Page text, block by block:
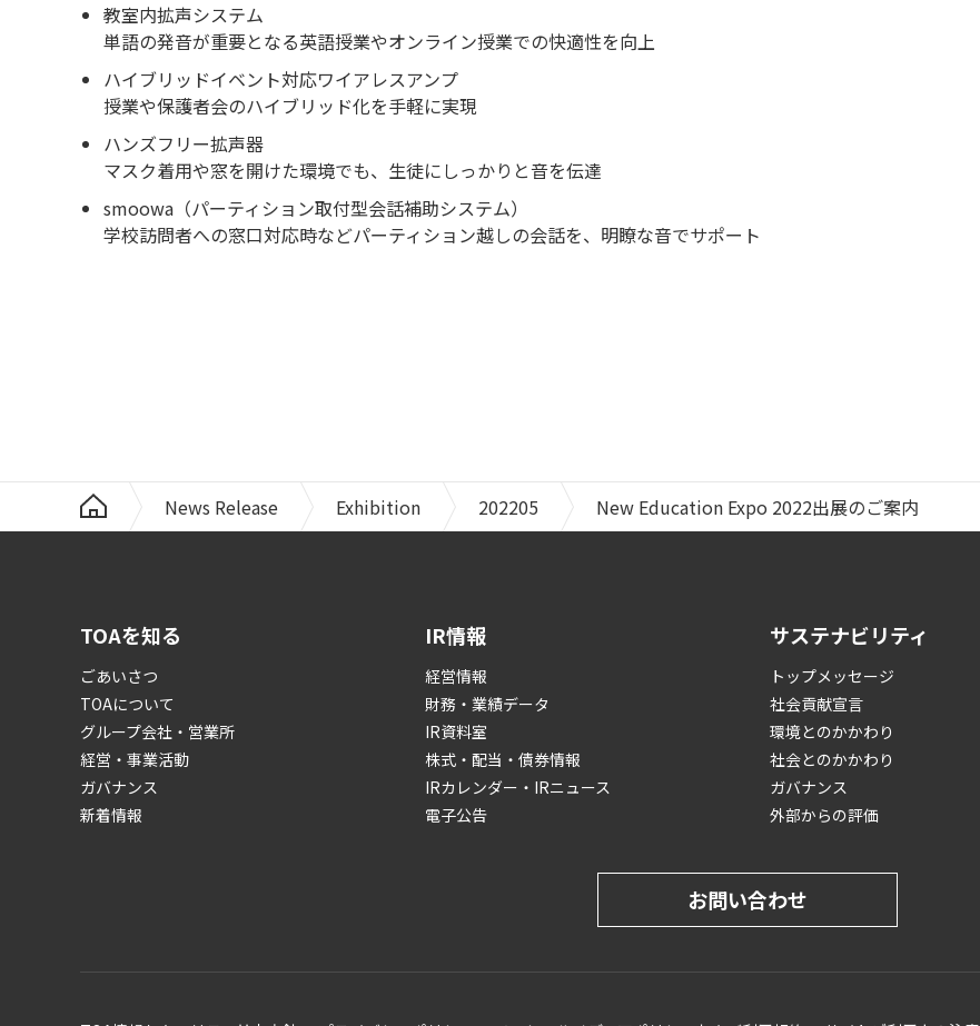
教室内拡声システム
単語の発音が重要となる英語授業やオンライン授業での快適性を向上
ハイブリッドイベント対応ワイアレスアンプ
授業や保護者会のハイブリッド化を手軽に実現
ハンズフリー拡声器
マスク着用や窓を開けた環境でも、生徒にしっかりと音を伝達
smoowa（パーティション取付型会話補助システム）
学校訪問者への窓口対応時などパーティション越しの会話を、明瞭な音でサポート
News Release Exhibition 202205 New Education Expo 2022出展のご案内
TOAを知る
ごあいさつ
TOAについて
グループ会社・営業所
経営・事業活動
ガバナンス
新着情報
IR情報
経営情報
財務・業績データ
IR資料室
株式・配当・債券情報
IRカレンダー・IRニュース
電子公告
サステナビリティ
トップメッセージ
社会貢献宣言
環境とのかかわり
社会とのかかわり
ガバナンス
外部からの評価
お問い合わせ